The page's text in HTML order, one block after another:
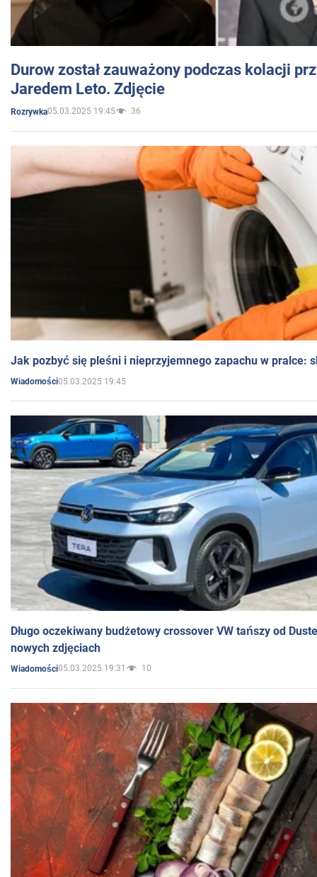
Durow został zauważony podczas kolacji
Jaredem Leto. Zdjęcie
Rozrywka05.03.2025 19:45 36
Jak pozbyć się pleśni i nieprzyjemnego zapachu w pralce:
Wiadomości05.03.2025 19:45
Długo oczekiwany budżetowy crossover VW tańszy od
nowych zdjęciach
Wiadomości05.03.2025 19:31 10